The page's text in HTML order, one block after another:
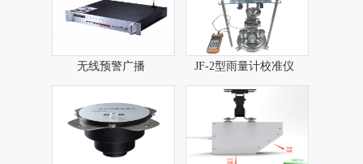
无线预警广播​ JF-2型雨量计校准仪